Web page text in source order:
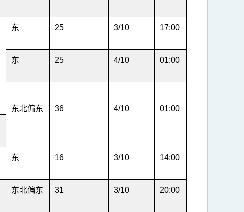
东 25 3/10 17:00
东 25 4/10 01:00
东北偏东
36 4/10
01:00
东 16 3/10 14:00
东北偏东 31 3/10 20:00